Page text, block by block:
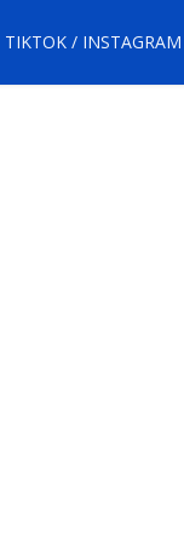
TIKTOK / INSTAGRAM